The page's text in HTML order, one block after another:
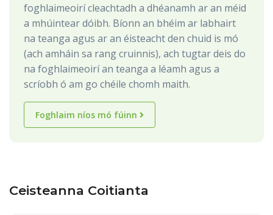
foghlaimeoirí cleachtadh a dhéanamh ar an méid
a mhúintear dóibh. Bíonn an bhéim ar labhairt
na teanga agus ar an éisteacht den chuid is mó
(ach amháin sa rang cruinnis), ach tugtar deis do
na foghlaimeoirí an teanga a léamh agus a
scríobh ó am go chéile chomh maith.
Foghlaim níos mó fúinn
Ceisteanna Coitianta